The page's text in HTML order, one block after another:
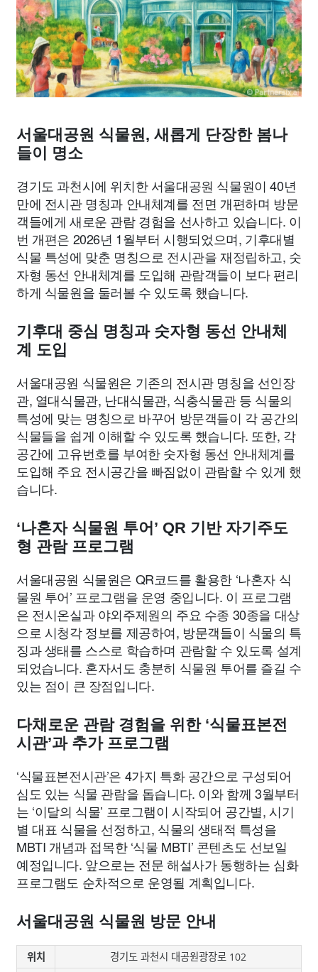
서울대공원 식물원, 새롭게 단장한 봄나
들이 명소
경기도 과천시에 위치한 서울대공원 식물원이 40년
만에 전시관 명칭과 안내체계를 전면 개편하며 방문
객들에게 새로운 관람 경험을 선사하고 있습니다. 이
번 개편은 2026년 1월부터 시행되었으며, 기후대별
식물 특성에 맞춘 명칭으로 전시관을 재정립하고, 숫
자형 동선 안내체계를 도입해 관람객들이 보다 편리
하게 식물원을 둘러볼 수 있도록 했습니다.
기후대 중심 명칭과 숫자형 동선 안내체
계 도입
서울대공원 식물원은 기존의 전시관 명칭을 선인장
관, 열대식물관, 난대식물관, 식충식물관 등 식물의
특성에 맞는 명칭으로 바꾸어 방문객들이 각 공간의
식물들을 쉽게 이해할 수 있도록 했습니다. 또한, 각
공간에 고유번호를 부여한 숫자형 동선 안내체계를
도입해 주요 전시공간을 빠짐없이 관람할 수 있게 했
습니다.
‘나혼자 식물원 투어’ QR 기반 자기주도
형 관람 프로그램
서울대공원 식물원은 QR코드를 활용한 ‘나혼자 식
물원 투어’ 프로그램을 운영 중입니다. 이 프로그램
은 전시온실과 야외주제원의 주요 수종 30종을 대상
으로 시청각 정보를 제공하여, 방문객들이 식물의 특
징과 생태를 스스로 학습하며 관람할 수 있도록 설계
되었습니다. 혼자서도 충분히 식물원 투어를 즐길 수
있는 점이 큰 장점입니다.
다채로운 관람 경험을 위한 ‘식물표본전
시관’과 추가 프로그램
‘식물표본전시관’은 4가지 특화 공간으로 구성되어
심도 있는 식물 관람을 돕습니다. 이와 함께 3월부터
는 ‘이달의 식물’ 프로그램이 시작되어 공간별, 시기
별 대표 식물을 선정하고, 식물의 생태적 특성을
MBTI 개념과 접목한 ‘식물 MBTI’ 콘텐츠도 선보일
예정입니다. 앞으로는 전문 해설사가 동행하는 심화
프로그램도 순차적으로 운영될 계획입니다.
서울대공원 식물원 방문 안내
위치
경기도 과천시 대공원광장로 102